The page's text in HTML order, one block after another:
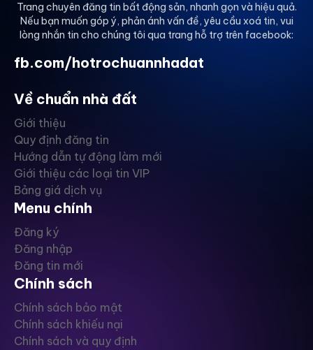
Trang chuyên đăng tin bất động sản, nhanh gọn và hiệu quả.
Nếu bạn muốn góp ý, phản ánh vấn đề, yêu cầu xoá tin, vui
lòng nhắn tin cho chúng tôi qua trang hỗ trợ trên facebook:
fb.com/hotrochuannhadat
Về chuẩn nhà đất
Giới thiệu
Quy định đăng tin
Hướng dẫn tự động làm mới
Giới thiệu các loại tin VIP
Bảng giá dịch vụ
Menu chính
Đăng ký
Đăng nhập
Đăng tin mới
Chính sách
Chính sách bảo mật
Chính sách khiếu nại
Chính sách và quy định